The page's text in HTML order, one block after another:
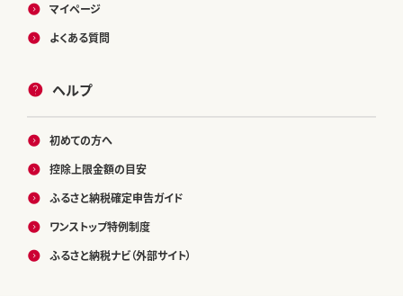
マイページ
よくある質問
ヘルプ
初めての方へ
控除上限金額の目安
ふるさと納税確定申告ガイド
ワンストップ特例制度
ふるさと納税ナビ（外部サイト）